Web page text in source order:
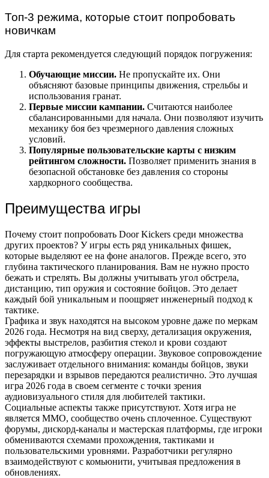
Топ-3 режима, которые стоит попробовать
новичкам
Для старта рекомендуется следующий порядок погружения:
Обучающие миссии. Не пропускайте их. Они
объясняют базовые принципы движения, стрельбы и
использования гранат.
Первые миссии кампании. Считаются наиболее
сбалансированными для начала. Они позволяют изучить
механику боя без чрезмерного давления сложных
условий.
Популярные пользовательские карты с низким
рейтингом сложности. Позволяет применить знания в
безопасной обстановке без давления со стороны
хардкорного сообщества.
Преимущества игры
Почему стоит попробовать Door Kickers среди множества
других проектов? У игры есть ряд уникальных фишек,
которые выделяют ее на фоне аналогов. Прежде всего, это
глубина тактического планирования. Вам не нужно просто
бежать и стрелять. Вы должны учитывать угол обстрела,
дистанцию, тип оружия и состояние бойцов. Это делает
каждый бой уникальным и поощряет инженерный подход к
тактике.
Графика и звук находятся на высоком уровне даже по меркам
2026 года. Несмотря на вид сверху, детализация окружения,
эффекты выстрелов, разбития стекол и крови создают
погружающую атмосферу операции. Звуковое сопровождение
заслуживает отдельного внимания: команды бойцов, звуки
перезарядки и взрывов передаются реалистично. Это лучшая
игра 2026 года в своем сегменте с точки зрения
аудиовизуального стиля для любителей тактики.
Социальные аспекты также присутствуют. Хотя игра не
является MMO, сообщество очень сплоченное. Существуют
форумы, дискорд-каналы и мастерская платформы, где игроки
обмениваются схемами прохождения, тактиками и
пользовательскими уровнями. Разработчики регулярно
взаимодействуют с комьюнити, учитывая предложения в
обновлениях.